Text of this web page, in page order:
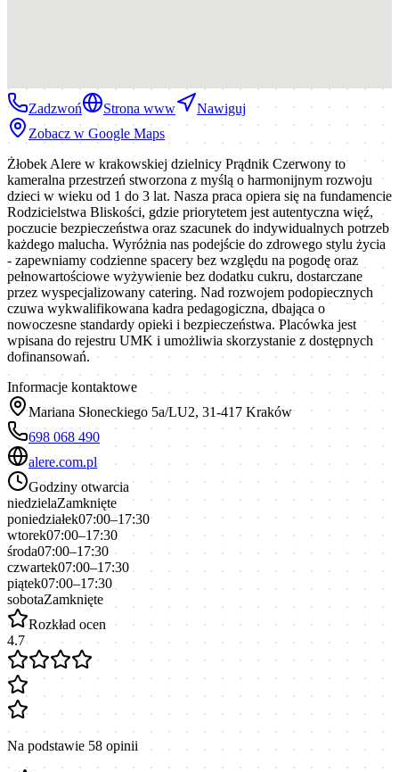
Zadzwoń Strona www
Nawiguj
Zobacz w Google Maps
Żłobek Alere w krakowskiej dzielnicy Prądnik Czerwony to
kameralna przestrzeń stworzona z myślą o harmonijnym rozwoju
dzieci w wieku od 1 do 3 lat. Nasza praca opiera się na fundamencie
Rodzicielstwa Bliskości, gdzie priorytetem jest autentyczna więź,
poczucie bezpieczeństwa oraz szacunek do indywidualnych potrzeb
każdego malucha. Wyróżnia nas podejście do zdrowego stylu życia
- zapewniamy codzienne spacery bez względu na pogodę oraz
pełnowartościowe wyżywienie bez dodatku cukru, dostarczane
przez wyspecjalizowany catering. Nad rozwojem podopiecznych
czuwa wykwalifikowana kadra pedagogiczna, dbająca o
nowoczesne standardy opieki i bezpieczeństwa. Placówka jest
wpisana do rejestru UMK i umożliwia skorzystanie z dostępnych
dofinansowań.
Informacje kontaktowe
Mariana Słoneckiego 5a/LU2, 31-417 Kraków
698 068 490
alere.com.pl
Godziny otwarcia
niedzielaZamknięte
poniedziałek07:00–17:30
wtorek07:00–17:30
środa07:00–17:30
czwartek07:00–17:30
piątek07:00–17:30
sobotaZamknięte
Rozkład ocen
4.7
Na podstawie 58 opinii